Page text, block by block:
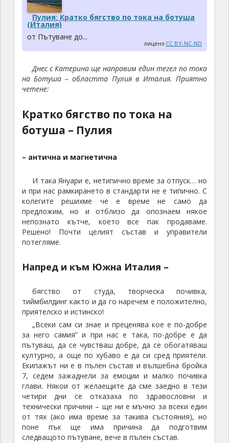
Пулия: Кратко бягство по тока на ботуша
(Италия)
от Пътуване до...
лиценз CC BY-NC-ND
Днес с Катерина ще направим един тегел по тока
на Ботуша – областта Пулия в Италия. Приятно
четене:
Кратко бягство по тока на
ботуша – Пулия
– антична и магнетична
И така Януари е, нетипично време за отпуск… но
и при нас рамкирането в стандарти не е типично. С
колегите решихме че е време не само да
предложим, но и отблизо да опознаем някое
непознато кътче, което все пак продаваме.
Решено! Почти целият състав и управители
потегляме.
Напред и към Южна Италия –
бягство от студа, творческа почивка,
тиймбилдинг както и да го наречем е положително,
приятелско и истинско!
„Всеки сам си знае и преценява кое е по-добре
за него самия” и при нас е така, по-добре е да
пътуваш, да се чувстваш добре, да се обогатяваш
културно, а още по хубаво е да си сред приятели.
Екипажът ни е в пълен състав и вълшебна бройка
7, седем зажаднели за емоции и малко почивка
глави. Някои от желаещите да сме заедно в тези
четири дни се отказаха по здравословни и
технически причини – ще ни е мъчно за всеки един
от тях (ако има време за такива състояния), но
поне пък ще има причина да подготвим
следващото пътуване, вече в пълен състав.